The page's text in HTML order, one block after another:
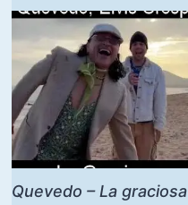
Quevedo – La graciosa